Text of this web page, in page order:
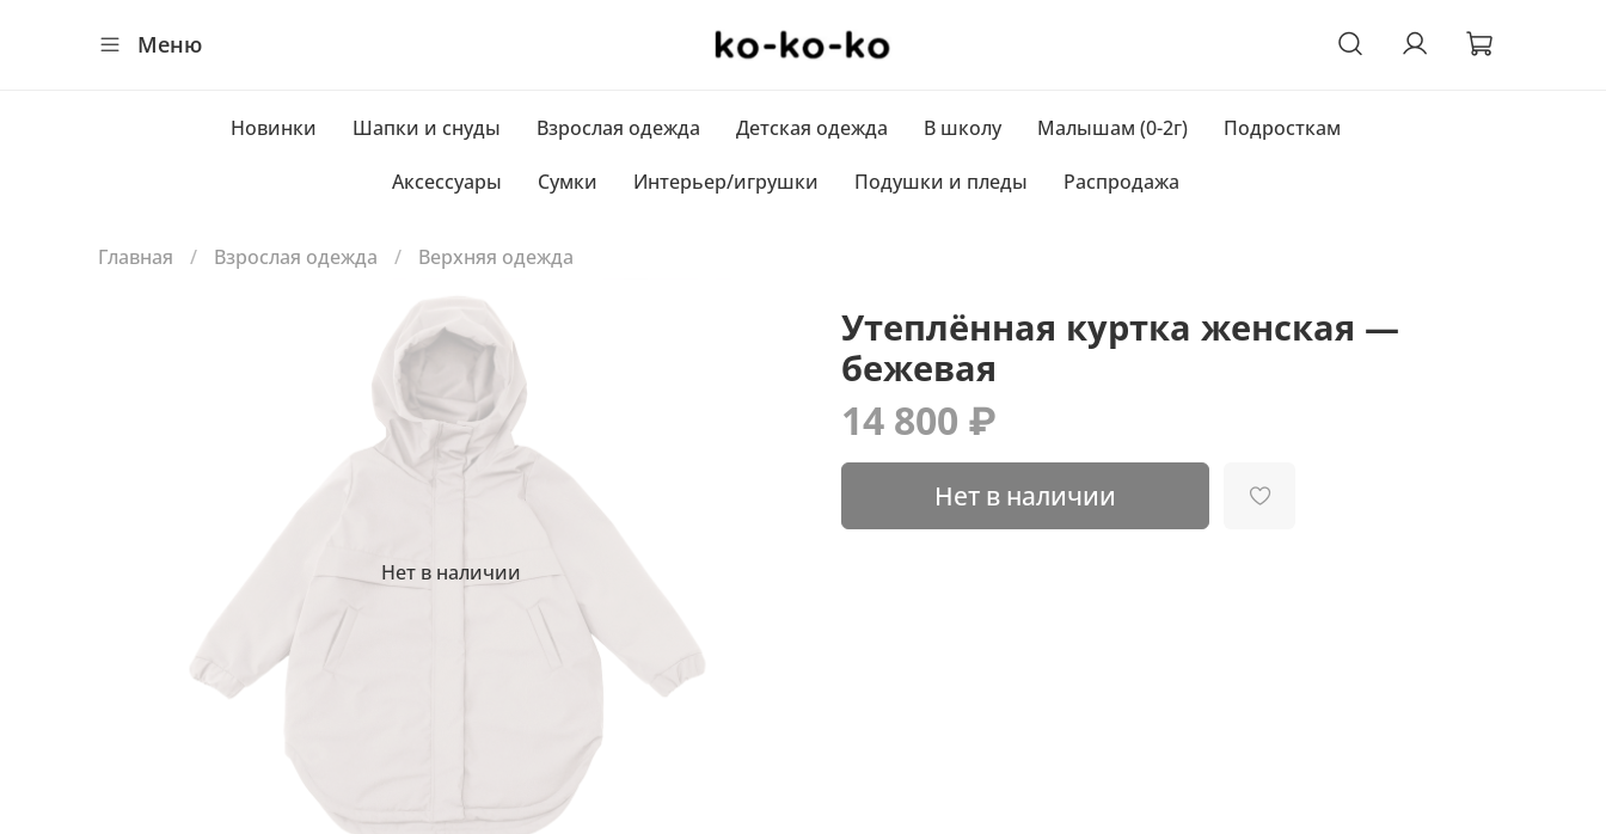
Меню
Новинки Шапки и снуды Взрослая одежда Детская одежда В школу Малышам (0-2г) Подросткам
Аксессуары Сумки Интерьер/игрушки Подушки и пледы Распродажа
Главная Взрослая одежда Верхняя одежда
Нет в наличии
Утеплённая куртка женская —
бежевая
14 800 ₽
Нет в наличии